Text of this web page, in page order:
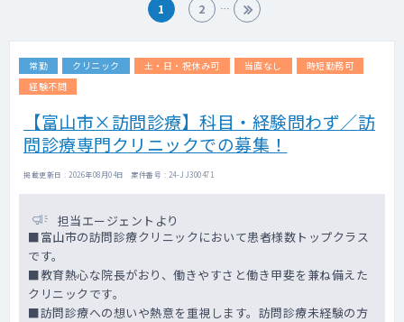
1 2
常勤 クリニック 土・日・祝休み可 当直なし
時短勤務可
経験不問
【富山市×訪問診療】科目・経験問わず／訪
問診療専門クリニックでの募集！
掲載更新日 : 2026年08月04日 案件番号 : 24-JJ300471
担当エージェントより
■富山市の訪問診療クリニックにおいて患者様数トップクラス
です。
■教育熱心な院長がおり、働きやすさと働き甲斐を兼ね備えた
クリニックです。
■訪問診療への想いや熱意を重視します。訪問診療未経験の方